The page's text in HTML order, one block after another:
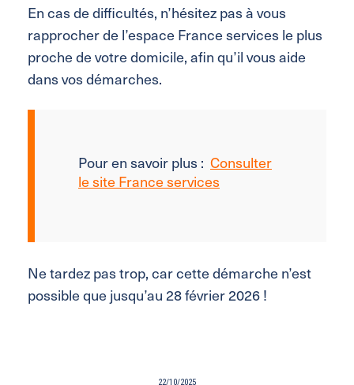
En cas de difficultés, n’hésitez pas à vous
rapprocher de l’espace France services le plus
proche de votre domicile, afin qu’il vous aide
dans vos démarches.
Pour en savoir plus : Consulter
le site France services
Ne tardez pas trop, car cette démarche n’est
possible que jusqu’au 28 février 2026 !
22/10/2025